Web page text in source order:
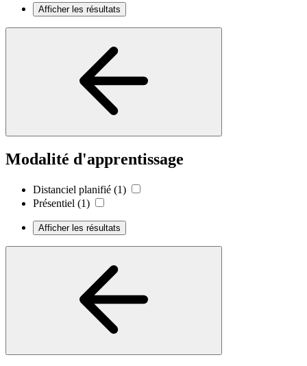
Afficher les résultats
Modalité d'apprentissage
Distanciel planifié (1)
Présentiel (1)
Afficher les résultats